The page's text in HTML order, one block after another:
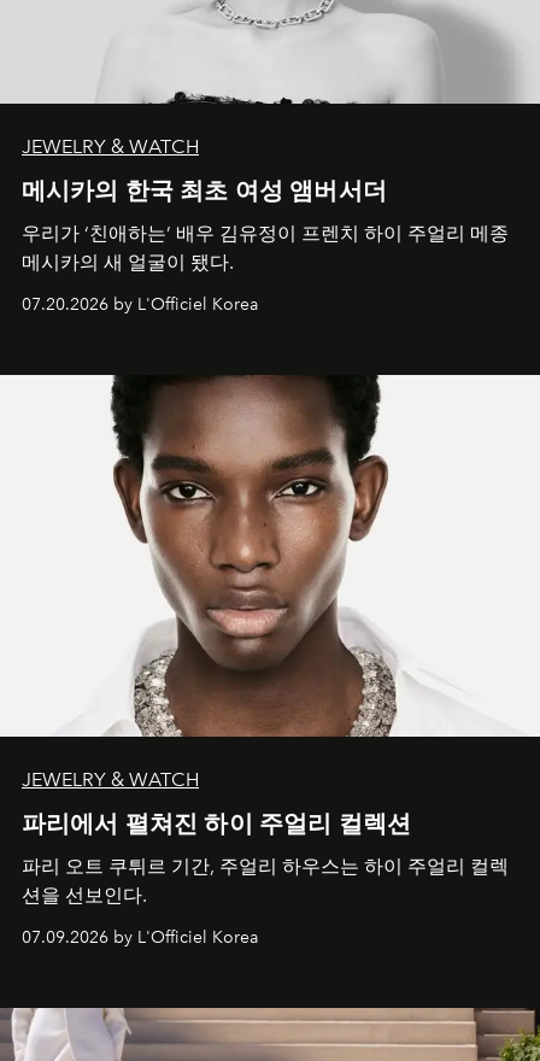
JEWELRY & WATCH
메시카의 한국 최초 여성 앰버서더
우리가 ‘친애하는’ 배우 김유정이 프렌치 하이 주얼리 메종
메시카의 새 얼굴이 됐다.
07.20.2026 by L'Officiel Korea
JEWELRY & WATCH
파리에서 펼쳐진 하이 주얼리 컬렉션
파리 오트 쿠튀르 기간, 주얼리 하우스는 하이 주얼리 컬렉
션을 선보인다.
07.09.2026 by L'Officiel Korea